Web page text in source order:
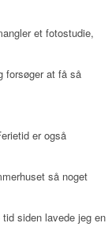
et fotostudie,
forsøger at få så
er også
så noget
siden lavede jeg en